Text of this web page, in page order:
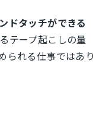
ドタッチができる
テープ起こしの量
られる仕事ではあり